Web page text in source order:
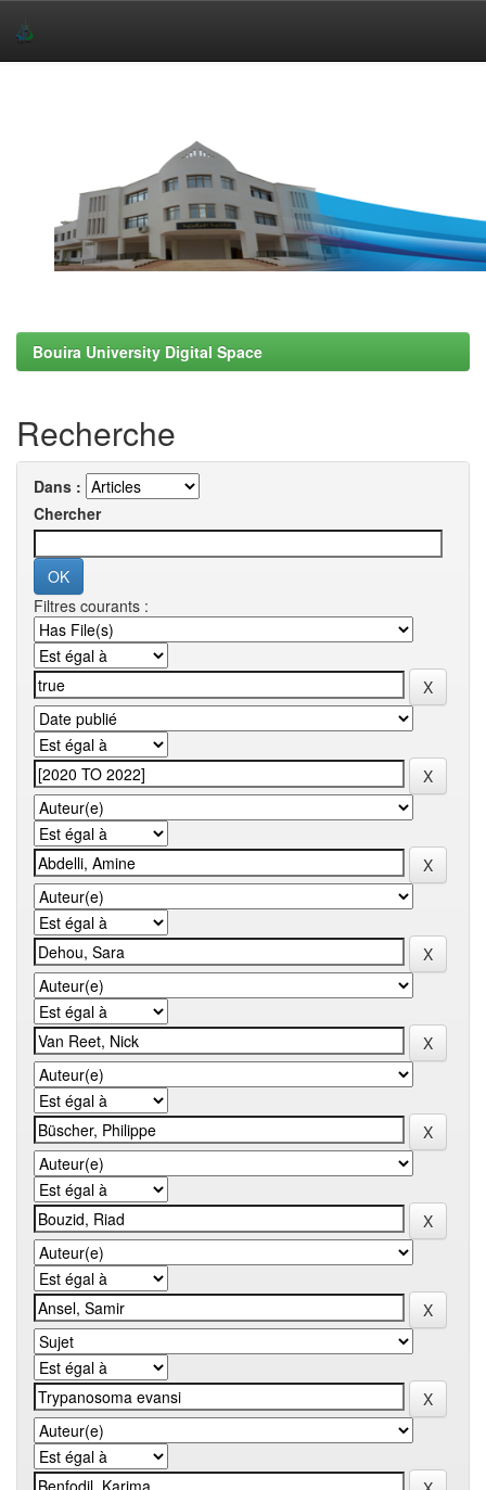
Bouira University Digital Space
Recherche
Dans :
Chercher
Filtres courants :